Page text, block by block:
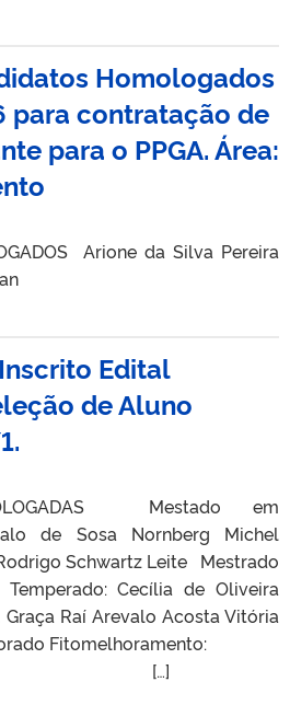
Homologados
contratação de
para o PPGA. Área:
Arione da Silva Pereira
Edital
de Aluno
Mestado em
de Sosa Nornberg Michel
Schwartz Leite Mestrado
Cecília de Oliveira
Raí Arevalo Acosta Vitória
Fitomelhoramento: